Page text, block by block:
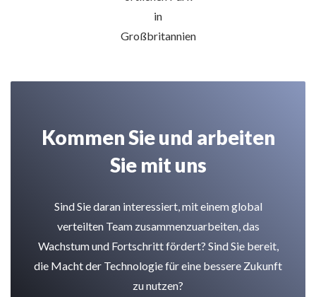
in
Großbritannien
Kommen Sie und arbeiten
Sie mit uns
Sind Sie daran interessiert, mit einem global
verteilten Team zusammenzuarbeiten, das
Wachstum und Fortschritt fördert? Sind Sie bereit,
die Macht der Technologie für eine bessere Zukunft
zu nutzen?